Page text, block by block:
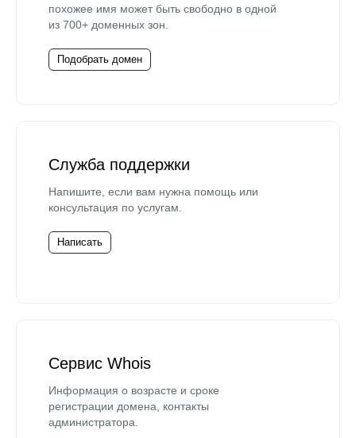
похожее имя может быть свободно в одной
из 700+ доменных зон.
Подобрать домен
Служба поддержки
Напишите, если вам нужна помощь или
консультация по услугам.
Написать
Сервис Whois
Информация о возрасте и сроке
регистрации домена, контакты
администратора.